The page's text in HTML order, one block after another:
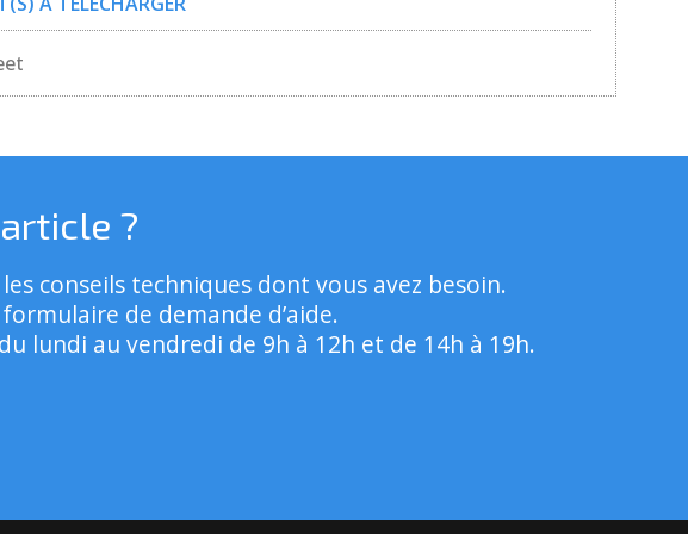
?
conseils techniques dont vous avez besoin.
de demande d’aide.
lundi au vendredi de 9h à 12h et de 14h à 19h.